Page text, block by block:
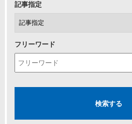
記事指定
フリーワード